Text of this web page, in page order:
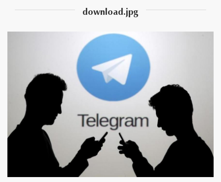
download.jpg